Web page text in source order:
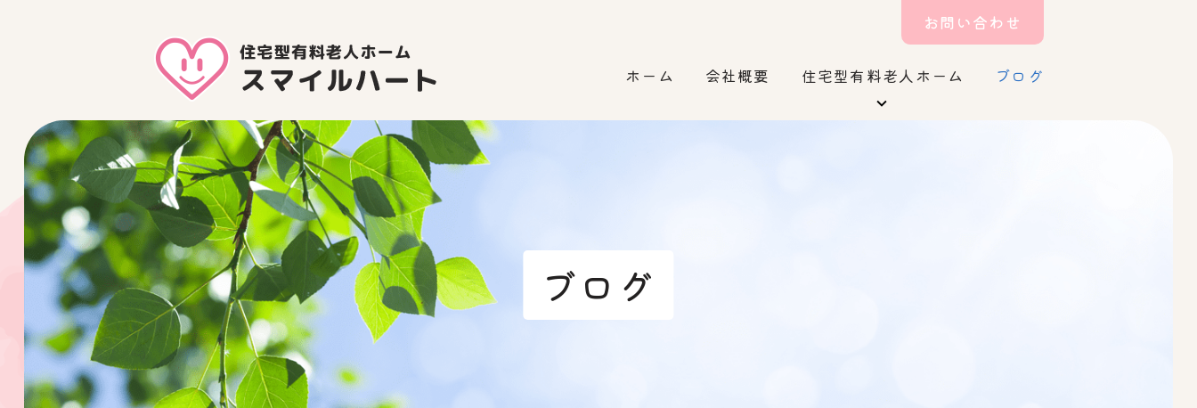
ホーム 会社概要 住宅型有料老人ホーム ブログ
お問い合わせ
ブログ